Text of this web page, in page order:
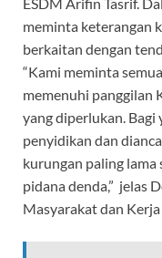
meminta keterangan
berkaitan dengan
“Kami meminta
memenuhi panggilan
yang diperlukan. Bagi
penyidikan dan
kurungan paling lama
pidana denda,” jelas
Masyarakat dan Kerja